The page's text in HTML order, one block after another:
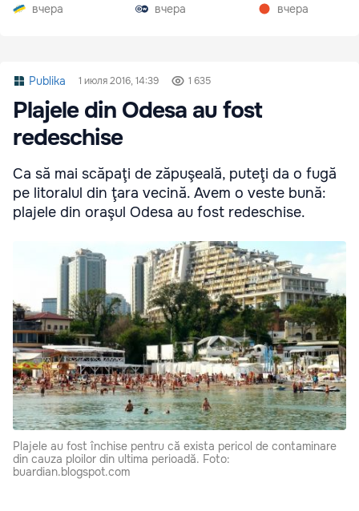
вчера
вчера
вчера
Publika 1 июля 2016, 14:39 1 635
Plajele din Odesa au fost
redeschise
Ca să mai scăpaţi de zăpuşeală, puteţi da o fugă
pe litoralul din ţara vecină. Avem o veste bună:
plajele din oraşul Odesa au fost redeschise.
Plajele au fost închise pentru că exista pericol de contaminare
din cauza ploilor din ultima perioadă. Foto:
buardian.blogspot.com